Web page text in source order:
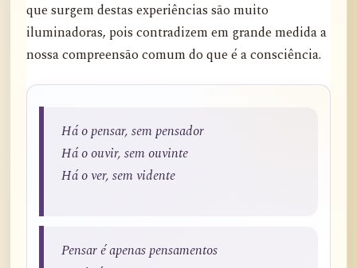
que surgem destas experiências são muito
iluminadoras, pois contradizem em grande medida a
nossa compreensão comum do que é a consciência.
Há o pensar, sem pensador
Há o ouvir, sem ouvinte
Há o ver, sem vidente
Pensar é apenas pensamentos